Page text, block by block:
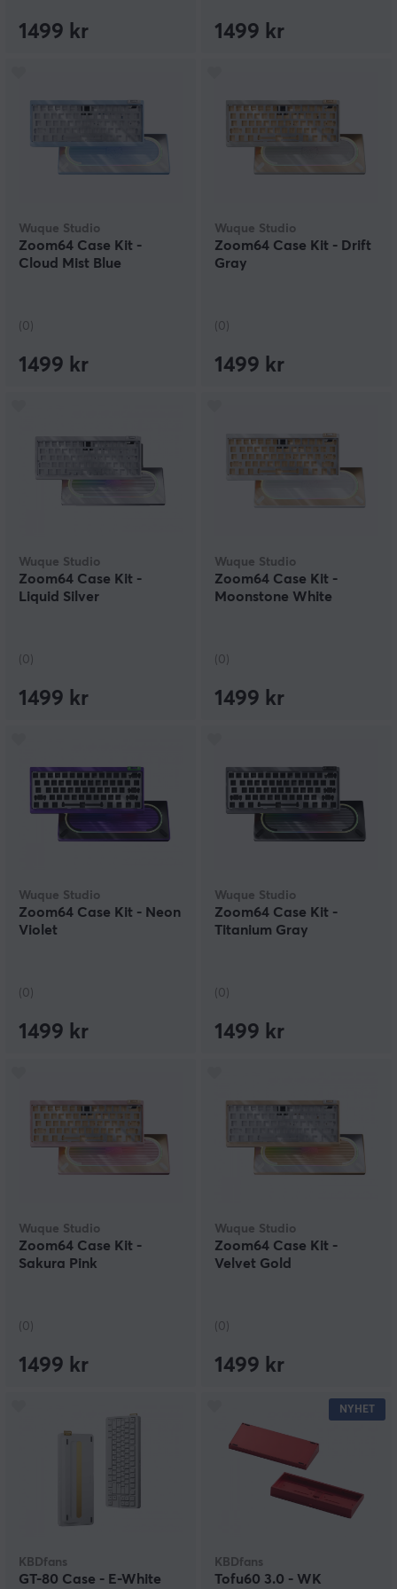
1499 kr 1499 kr
Wuque Studio
Zoom64 Case Kit -
Cloud Mist Blue
(0)
1499 kr
Wuque Studio
Zoom64 Case Kit - Drift
Gray
(0)
1499 kr
Wuque Studio
Zoom64 Case Kit -
Liquid Silver
(0)
1499 kr
Wuque Studio
Zoom64 Case Kit -
Moonstone White
(0)
1499 kr
Wuque Studio
Zoom64 Case Kit - Neon
Violet
(0)
1499 kr
Wuque Studio
Zoom64 Case Kit -
Titanium Gray
(0)
1499 kr
Wuque Studio
Zoom64 Case Kit -
Sakura Pink
(0)
1499 kr
Wuque Studio
Zoom64 Case Kit -
Velvet Gold
(0)
1499 kr
KBDfans
GT-80 Case - E-White
NYHET
KBDfans
Tofu60 3.0 - WK